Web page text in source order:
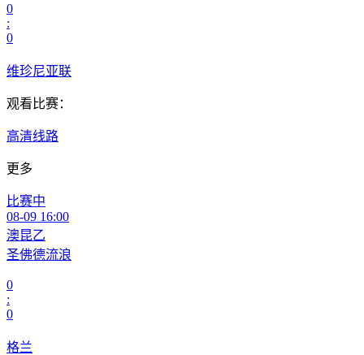
0
:
0
维珍尼亚联
观看比赛：
高清线路
更多
比赛中
08-09 16:00
澳昆乙
圣佛德流浪
0
:
0
格兰